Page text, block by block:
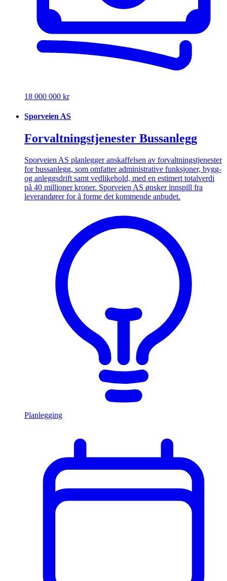
18 000 000 kr
Sporveien AS
Forvaltningstjenester Bussanlegg
Sporveien AS planlegger anskaffelsen av forvaltningstjenester
for bussanlegg, som omfatter administrative funksjoner, bygg-
og anleggsdrift samt vedlikehold, med en estimert totalverdi
på 40 millioner kroner. Sporveien AS ønsker innspill fra
leverandører for å forme det kommende anbudet.
Planlegging